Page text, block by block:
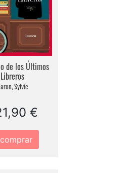
de los Últimos
Libreros
Sylvie
€
comprar